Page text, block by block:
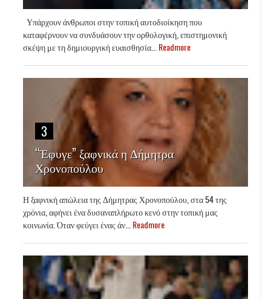
Υπάρχουν άνθρωποι στην τοπική αυτοδιοίκηση που
καταφέρνουν να συνδυάσουν την ορθολογική, επιστημονική
σκέψη με τη δημιουργική ευαισθησία... Readmore
3
“Έφυγε” ξαφνικά η Δήμητρα
Χρονοπούλου
Η ξαφνική απώλεια της Δήμητρας Χρονοπούλου, στα 54 της
χρόνια, αφήνει ένα δυσαναπλήρωτο κενό στην τοπική μας
κοινωνία. Όταν φεύγει ένας άν... Readmore